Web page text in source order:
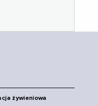
żywieniowa